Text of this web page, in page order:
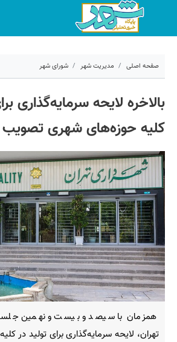
صفحه اصلی مدیریت شهر شورای شهر
کد مطلب:
بالاخره لایحه سرمایه‌گذاری
کلیه حوزه‌های شهری
همزمان با سیصد و بیست و نهمین
تهران، لایحه سرمایه‌گذاری برای تولید در